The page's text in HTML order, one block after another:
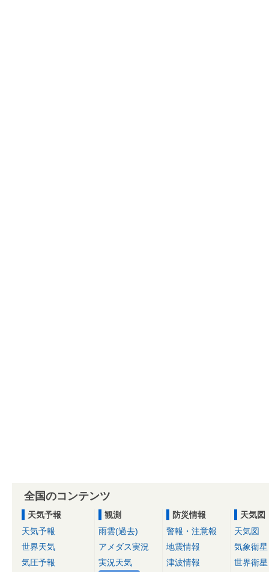
全国のコンテンツ
天気予報
天気予報
世界天気
気圧予報
観測
雨雲(過去)
アメダス実況
実況天気
防災情報
警報・注意報
地震情報
津波情報
天気図
天気図
気象衛星
世界衛星